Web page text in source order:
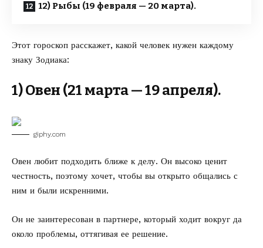
12) Рыбы (19 февраля — 20 марта).
Этот гороскоп расскажет, какой человек нужен каждому
знаку Зодиака:
1) Овен (21 марта — 19 апреля).
giphy.com
Овен любит подходить ближе к делу. Он высоко ценит
честность, поэтому хочет, чтобы вы открыто общались с
ним и были искренними.
Он не заинтересован в партнере, который ходит вокруг да
около проблемы, оттягивая ее решение.